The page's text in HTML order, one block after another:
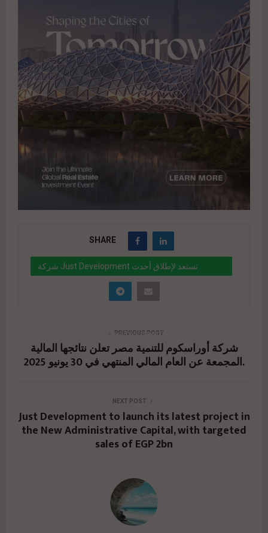
SHARE
شركة Just Development تستعد لإطلاق أحدث
" data-link="https://realty-eg.net/just-
development-new-capital/" href="#">
PREVIOUS POST
شركة أوراسكوم للتنمية مصر تعلن نتائجها المالية
المجمعة عن العام المالي المنتهي في 30 يونيو 2025.
NEXT POST
Just Development to launch its latest project in
the New Administrative Capital, with targeted
sales of EGP 2bn